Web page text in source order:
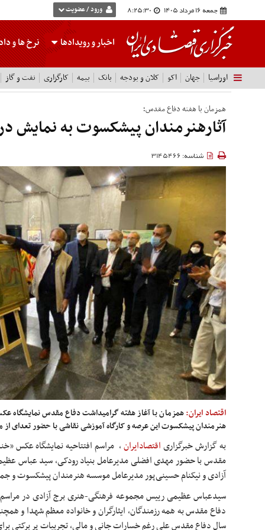
جمعه 16 مرداد 1405 8:25:31 ورود / عضویت
اخبار و رویدادها نرخ هاو
اوراسیا جهان اکو کلان و بودجه بانک بیمه کارگزاری نفت و گاز
همزمان با هفته دفاع مقدس؛
آثارهنرمندان پیشکسوت به نمایش
شناسه: 3145466
اقتصاد ایران:همزمان با آغاز هفته گرامیداشت دفاع مقدس نمایشگاه
هنرمندان پیشکسوت این عرصه و کارگاه آموزشی نقاشی با حضور تعدای از
به گزارش خبرگزاریاقتصادایران، مراسم افتتاحیه نمایشگاه عکس
مقدس با حضور مهدی افضلی مدیرعامل بنیاد رودکی، سید عباس
آزادی و نیکنام حسینی‌پور مدیرعامل موسسه هنرمندان پیشکسوت و
سیدعباس عظیمی رییس مجموعه فرهنگی-هنری برج آزادی در مراسم
سال دفاع مقدس علی رغم خسارات جانی و مالی، تجربیات پر برکتی